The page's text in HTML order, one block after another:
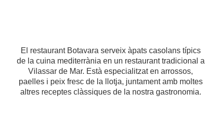
El restaurant Botavara serveix àpats casolans típics
de la cuina mediterrània en un restaurant tradicional a
Vilassar de Mar. Està especialitzat en arrossos,
paelles i peix fresc de la llotja, juntament amb moltes
altres receptes clàssiques de la nostra gastronomia.